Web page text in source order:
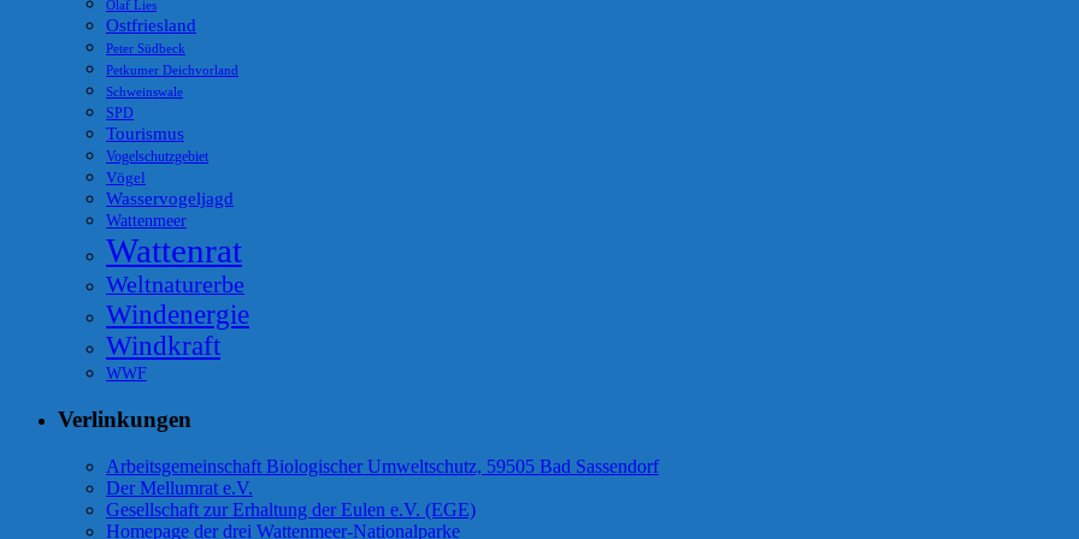
Olaf Lies
Ostfriesland
Peter Südbeck
Petkumer Deichvorland
Schweinswale
SPD
Tourismus
Vogelschutzgebiet
Vögel
Wasservogeljagd
Wattenmeer
Wattenrat
Weltnaturerbe
Windenergie
Windkraft
WWF
Verlinkungen
Arbeitsgemeinschaft Biologischer Umweltschutz, 59505 Bad Sassendorf
Der Mellumrat e.V.
Gesellschaft zur Erhaltung der Eulen e.V. (EGE)
Homepage der drei Wattenmeer-Nationalparke